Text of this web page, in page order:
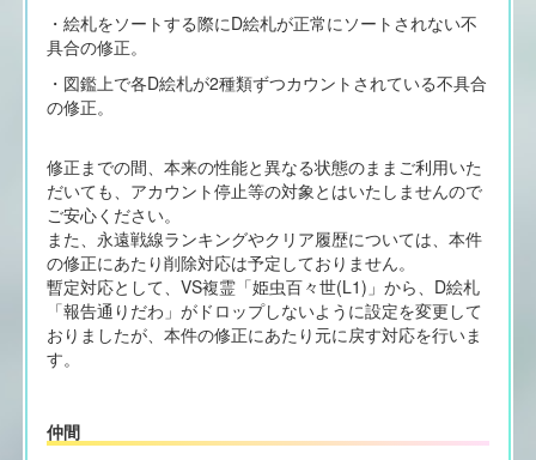
・絵札をソートする際にD絵札が正常にソートされない不
具合の修正。
・図鑑上で各D絵札が2種類ずつカウントされている不具合
の修正。
修正までの間、本来の性能と異なる状態のままご利用いた
だいても、アカウント停止等の対象とはいたしませんので
ご安心ください。
また、永遠戦線ランキングやクリア履歴については、本件
の修正にあたり削除対応は予定しておりません。
暫定対応として、VS複霊「姫虫百々世(L1)」から、D絵札
「報告通りだわ」がドロップしないように設定を変更して
おりましたが、本件の修正にあたり元に戻す対応を行いま
す。
仲間